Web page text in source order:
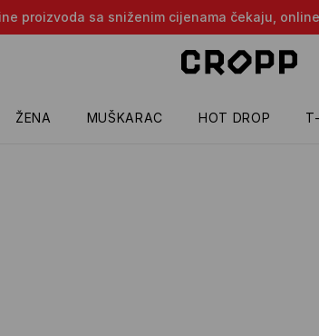
proizvoda sa sniženim cijenama čekaju,
ŽENA MUŠKARAC HOT DROP